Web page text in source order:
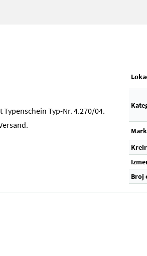
Typ-Nr. 4.270/04.
Broj